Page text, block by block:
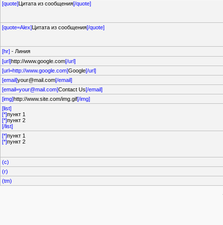
[quote]Цитата из сообщения[/quote]
[quote=Alex]Цитата из сообщения[/quote]
[hr] - Линия
[url]http://www.google.com[/url]
[url=http://www.google.com]Google[/url]
[email]your@mail.com[/email]
[email=your@mail.com]Contact Us[/email]
[img]http://www.site.com/img.gif[/img]
[list]
[*]пункт 1
[*]пункт 2
[/list]
[*]пункт 1
[*]пункт 2
(c)
(r)
(tm)